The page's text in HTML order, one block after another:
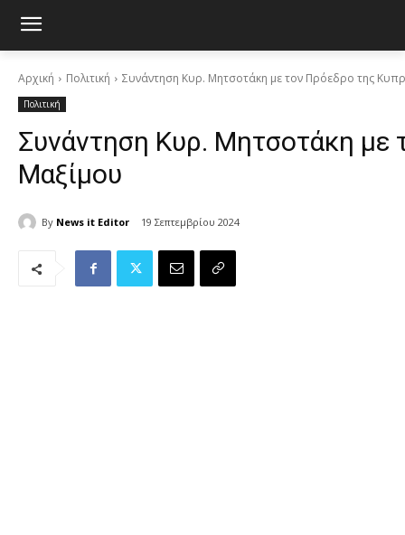
Αρχική Πολιτική Συνάντηση Κυρ. Μητσοτάκη με τον Πρόεδρο της
Πολιτική
Συνάντηση Κυρ. Μητσοτάκη με
Μαξίμου
By News it Editor 19 Σεπτεμβρίου 2024